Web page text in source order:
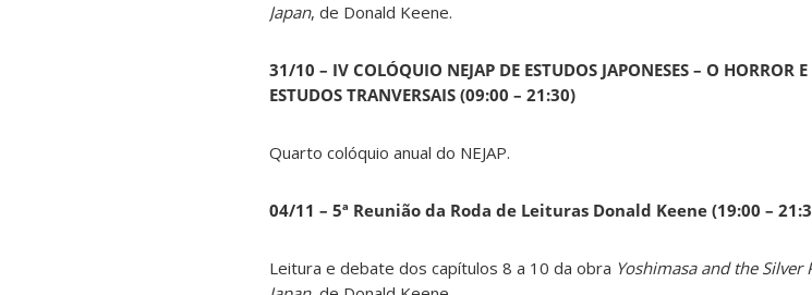
Japan, de Donald Keene.
31/10 – IV COLÓQUIO NEJAP DE ESTUDOS JAPONESES – O HORROR
ESTUDOS TRANVERSAIS (09:00 – 21:30)
Quarto colóquio anual do NEJAP.
04/11 – 5ª Reunião da Roda de Leituras Donald Keene (19:00 –
Leitura e debate dos capítulos 8 a 10 da obra Yoshimasa and the